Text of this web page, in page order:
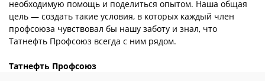
необходимую помощь и поделиться опытом. Наша общая
цель — создать такие условия, в которых каждый член
профсоюза чувствовал бы нашу заботу и знал, что
Татнефть Профсоюз всегда с ним рядом.
Татнефть Профсоюз